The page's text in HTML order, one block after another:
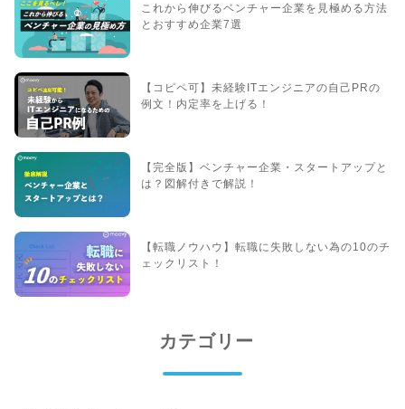
これから伸びるベンチャー企業を見極める方法
とおすすめ企業7選
【コピペ可】未経験ITエンジニアの自己PRの
例文！内定率を上げる！
【完全版】ベンチャー企業・スタートアップと
は？図解付きで解説！
【転職ノウハウ】転職に失敗しない為の10のチ
ェックリスト！
カテゴリー